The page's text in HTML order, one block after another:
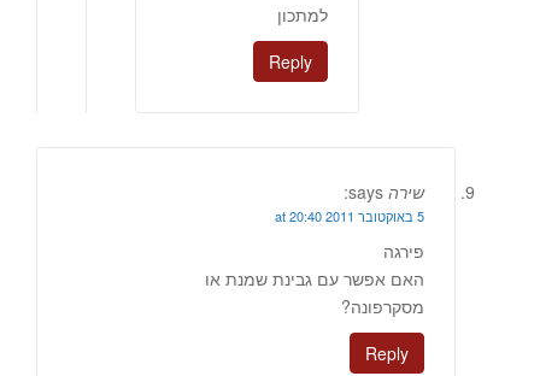
למתכון
Reply
שירה says:
5 באוקטובר 2011 at 20:40
פירגה
האם אפשר עם גבינת שמנת או
מסקרפונה?
Reply